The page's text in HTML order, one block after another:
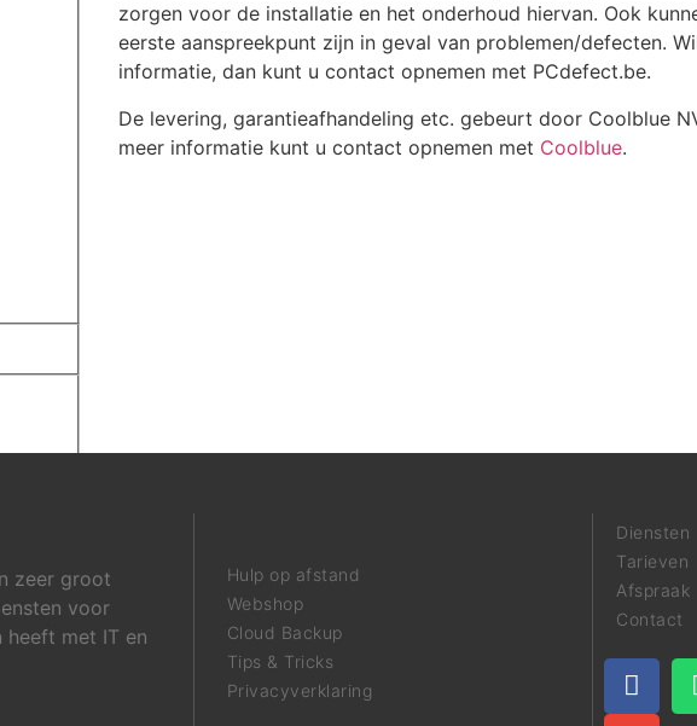
zorgen voor de installatie en het onderhoud hiervan. Ook
eerste aanspreekpunt zijn in geval van problemen/defecten.
informatie, dan kunt u contact opnemen met PCdefect.be.
De levering, garantieafhandeling etc. gebeurt door Coolblue
meer informatie kunt u contact opnemen met Coolblue.
zeer groot
voor
heeft met IT en
Hulp op afstand
Webshop
Cloud Backup
Tips & Tricks
Privacyverklaring
Diensten
Tarieven
Afspraak
Contact